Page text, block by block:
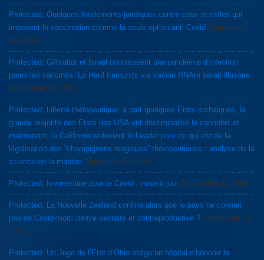
Protected: Quelques fondements juridiques contre ceux et celles qui
imposent la vaccination comme la seule option anti-Covid September
19, 2021
Protected: Gilbraltar et Israel connaissent une pandémie d’infection
parmi les vaccinés. La Herd Immunity via vaccin RNAm serait illusoire
September 19, 2021
Protected: Liberté thérapeutique: a part quelques Etats archaiques, la
grande majorité des Etats des USA ont décriminalisé le cannabis et
maintenant, la Californie redevient le Leader pour ce qui est de la
légalisation des “champignons magiques” thérapeutiques : analyse de la
science en la matière September 19, 2021
Protected: Ivermectine pour le Covid : mise à jour September 12, 2021
Protected: La Nouvelle Zealand confine alors que le pays ne connait
pas de Covid-mort: dérive sectaire et contreproductive ? September 12,
2021
Protected: Un Juge de l’Etat d’Ohio oblige un hôpital d’honorer la